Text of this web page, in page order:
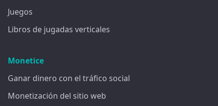
Juegos
Libros de jugadas verticales
Monetice
Ganar dinero con el tráfico social
Monetización del sitio web